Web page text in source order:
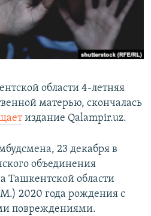
области 4-летняя
матерью, скончалась
издание Qalampir.uz.
23 декабря в
объединения
Ташкентской области
2020 года рождения с
повреждениями.